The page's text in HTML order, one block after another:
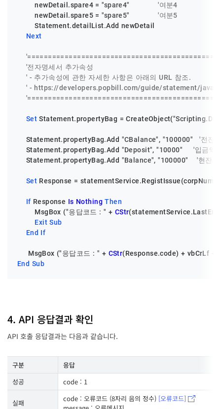
        newDetail.spare4 =
"spare4"
'여분4
        newDetail.spare5 =
"spare5"
'여분5
        Statement.detailList.Add newDetail
Next
'전자명세서 추가속성
' - 추가속성에 관한 자세한 사항은 아래의 URL 참조.
' - https://developers.popbill.com/guide/statement/
Set Statement.propertyBag = CreateObject(
    Statement.propertyBag.Add
"CBalance", "100000"
'전잔
    Statement.propertyBag.Add
"Deposit", "10000"
'입금액
    Statement.propertyBag.Add
"Balance", "100000" '현잔액
Set Response = statementService.RegistIssue(corpNum,
If Response Is Nothing Then
        MsgBox (
"응답코드 : " + CStr
Exit Sub
End If
     MsgBox (
"응답코드 : " + CStr(Response.code) + vbCrLf +
End Sub
4. API 응답결과 확인
API 호출 응답결과는 다음과 같습니다.
구분
응답
성공
code : 1
실패 code : 오류코드 (8자리 음의 정수) [오류코드]